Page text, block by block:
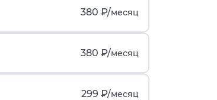
380 ₽/месяц
380 ₽/месяц
299 ₽/месяц